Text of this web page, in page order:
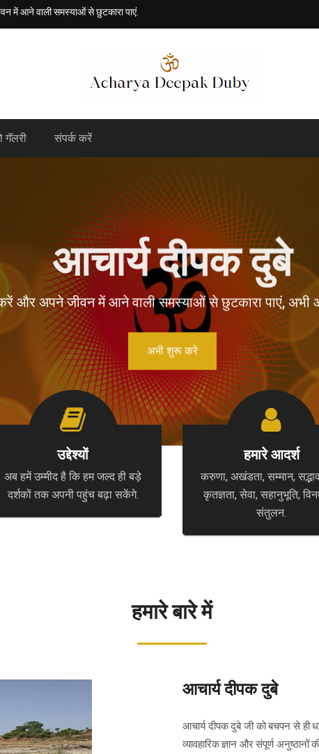
में आने वाली समस्याओं से छुटकारा पाएं.
गॅलरी संपर्क करें
आचार्य दीपक दुबे
और अपने जीवन में आने वाली समस्याओं से छुटकारा पाएं,
अभी शुरू करे
उद्देश्यों
अब हमें उम्मीद है कि हम जल्द ही बड़े
दर्शकों तक अपनी पहुंच बढ़ा सकेंगे.
हमारे आदर्श
करुणा, अखंडता, सम्मान, सद्भाव,
कृतज्ञता, सेवा, सहानुभूति,
संतुलन.
हमारे बारे में
आचार्य दीपक दुबे
आचार्य दीपक दुबे जी को बचपन से ही
व्यावहारिक ज्ञान और संपूर्ण अनुष्ठानों